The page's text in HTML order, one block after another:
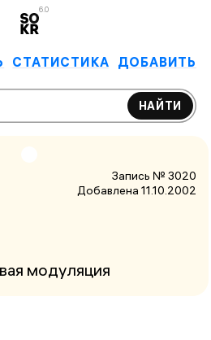
6.0
СТАТИСТИКА ДОБАВИТЬ
НАЙТИ
Запись № 3020
Добавлена 11.10.2002
модуляция